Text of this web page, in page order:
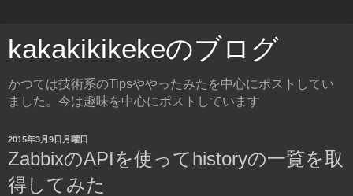
kakakikikekeのブログ
かつては技術系のTipsややったみたを中心にポストしてい
ました。今は趣味を中心にポストしています
2015年3月9日月曜日
ZabbixのAPIを使ってhistoryの一覧を取
得してみた